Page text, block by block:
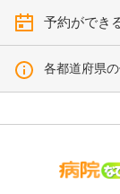
予約ができ
各都道府県